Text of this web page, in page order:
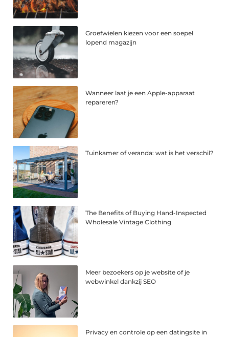
Groefwielen kiezen voor een soepel
lopend magazijn
Wanneer laat je een Apple-apparaat
repareren?
Tuinkamer of veranda: wat is het verschil?
The Benefits of Buying Hand-Inspected
Wholesale Vintage Clothing
Meer bezoekers op je website of je
webwinkel dankzij SEO
Privacy en controle op een datingsite in